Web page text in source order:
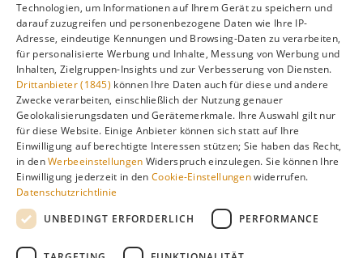
Alle Infos zur besten ReisezeitArgentinien
Gefällt dir diese Seite? Teile sie auf Pinterest!
Auf Pinterest merken
Technologien, um Informationen auf Ihrem Gerät zu speichern und
darauf zuzugreifen und personenbezogene Daten wie Ihre IP-
Adresse, eindeutige Kennungen und Browsing-Daten zu verarbeiten,
für personalisierte Werbung und Inhalte, Messung von Werbung und
Inhalten, Zielgruppen-Insights und zur Verbesserung von Diensten.
Drittanbieter (1845) können Ihre Daten auch für diese und andere
Zwecke verarbeiten, einschließlich der Nutzung genauer
Geolokalisierungsdaten und Gerätemerkmale. Ihre Auswahl gilt nur
für diese Website. Einige Anbieter können sich statt auf Ihre
Einwilligung auf berechtigte Interessen stützen; Sie haben das Recht,
in denWerbeeinstellungen Widerspruch einzulegen. Sie können Ihre
Einwilligung jederzeit in denCookie-Einstellungenwiderrufen.
Datenschutzrichtlinie
UNBEDINGT ERFORDERLICH
PERFORMANCE